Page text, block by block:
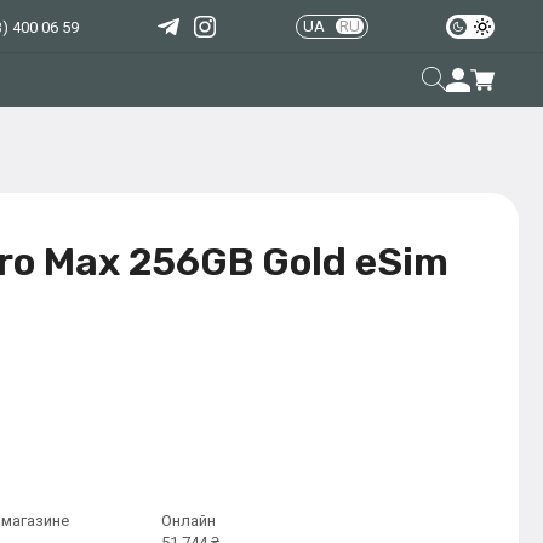
400 06 59 UA RU
Max 256GB Gold eSim
Онлайн